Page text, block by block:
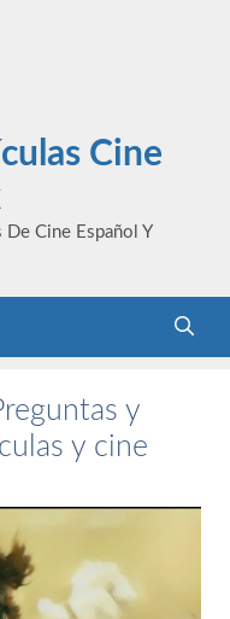
Cine
Cine Español Y
y
y cine